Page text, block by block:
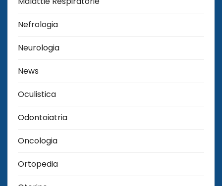
Nefrologia
Neurologia
News
Oculistica
Odontoiatria
Oncologia
Ortopedia